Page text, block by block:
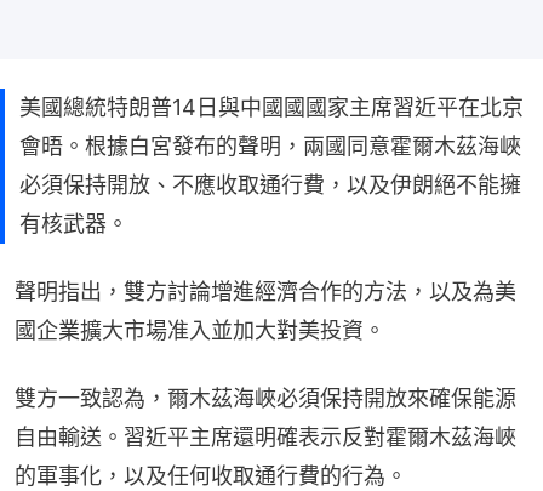
美國總統特朗普14日與中國國國家主席習近平在北京
會晤。根據白宮發布的聲明，兩國同意霍爾木茲海峽
必須保持開放、不應收取通行費，以及伊朗絕不能擁
有核武器。
聲明指出，雙方討論增進經濟合作的方法，以及為美
國企業擴大市場准入並加大對美投資。
雙方一致認為，爾木茲海峽必須保持開放來確保能源
自由輸送。習近平主席還明確表示反對霍爾木茲海峽
的軍事化，以及任何收取通行費的行為。